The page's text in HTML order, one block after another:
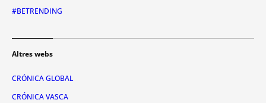
#BETRENDING
Altres webs
CRÓNICA GLOBAL
CRÓNICA VASCA